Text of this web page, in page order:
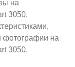
на
3050,
фотографии на
3050.